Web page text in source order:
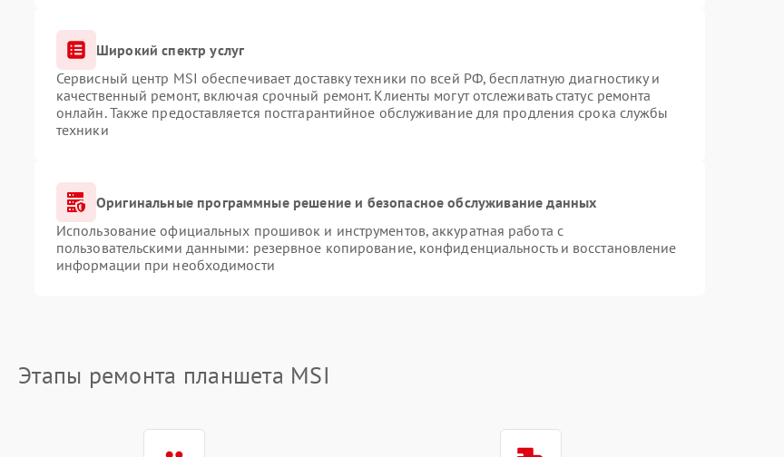
Широкий спектр услуг
Сервисный центр MSI обеспечивает доставку техники по всей РФ, бесплатную диагностику и
качественный ремонт, включая срочный ремонт. Клиенты могут отслеживать статус ремонта
онлайн. Также предоставляется постгарантийное обслуживание для продления срока службы
техники
Оригинальные программные решение и безопасное обслуживание данных
Использование официальных прошивок и инструментов, аккуратная работа с
пользовательскими данными: резервное копирование, конфиденциальность и восстановление
информации при необходимости
Этапы ремонта планшета MSI